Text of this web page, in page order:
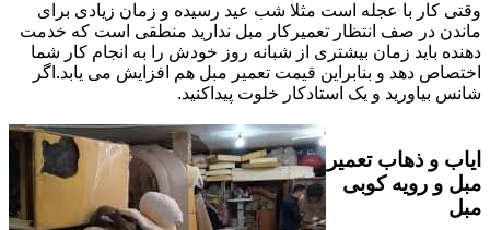
وقتی کار با عجله است مثلا شب عید رسیده و زمان زیادی برای
ماندن در صف انتظار تعمیرکار مبل ندارید منطقی است که خدمت
دهنده باید زمان بیشتری از شبانه روز خودش را به انجام کار شما
اختصاص دهد و بنابراین قیمت تعمیر مبل هم افزایش می یابد.اگر
شانس بیاورید و یک استادکار خلوت پیداکنید.
ایاب و ذهاب تعمیر
مبل و رویه کوبی
مبل